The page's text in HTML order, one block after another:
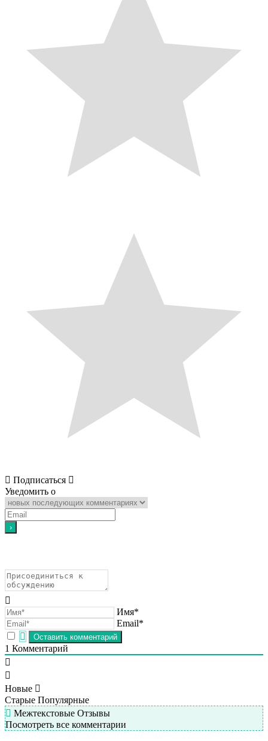
Подписаться
Уведомить о
Имя*
Email*
1 Комментарий
Новые
Старые Популярные
Межтекстовые Отзывы
Посмотреть все комментарии